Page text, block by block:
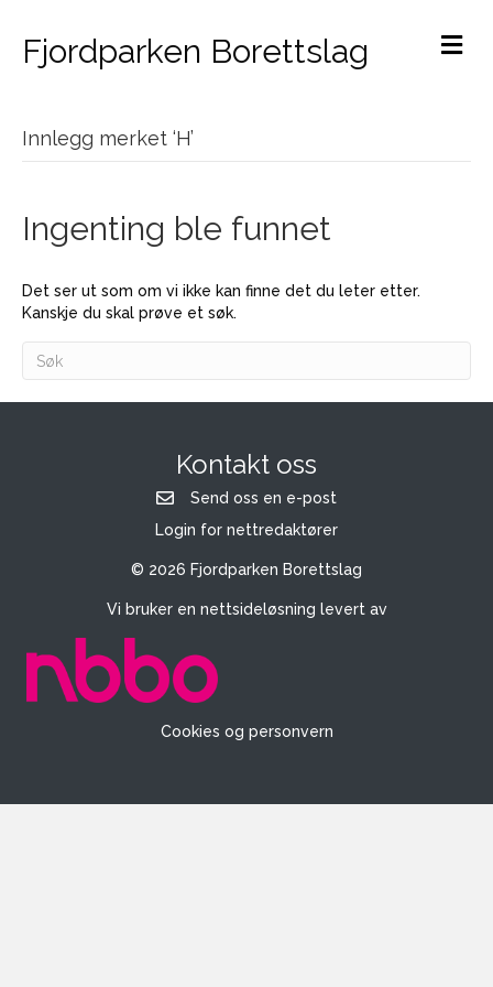
Fjordparken Borettslag
Innlegg merket ‘H’
Ingenting ble funnet
Det ser ut som om vi ikke kan finne det du leter etter.
Kanskje du skal prøve et søk.
Kontakt oss
Send oss en e-post
Login for nettredaktører
© 2026 Fjordparken Borettslag
Vi bruker en nettsideløsning levert av
Cookies og personvern